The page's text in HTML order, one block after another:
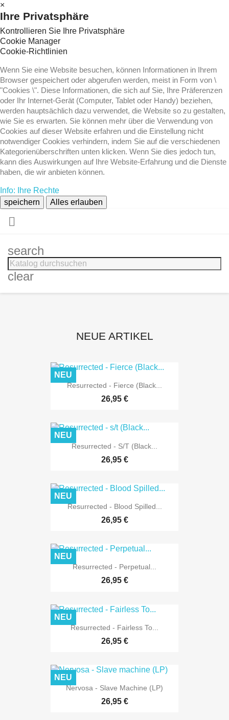
×
Ihre Privatsphäre
Kontrollieren Sie Ihre Privatsphäre
Cookie Manager
Cookie-Richtlinien
Wenn Sie eine Website besuchen, können Informationen in Ihrem
Browser gespeichert oder abgerufen werden, meist in Form von \
"Cookies \". Diese Informationen, die sich auf Sie, Ihre Präferenzen
oder Ihr Internet-Gerät (Computer, Tablet oder Handy) beziehen,
werden hauptsächlich dazu verwendet, die Website so zu gestalten,
wie Sie es erwarten. Sie können mehr über die Verwendung von
Cookies auf dieser Website erfahren und die Einstellung nicht
notwendiger Cookies verhindern, indem Sie auf die verschiedenen
Kategorienüberschriften unten klicken. Wenn Sie dies jedoch tun,
kann dies Auswirkungen auf Ihre Website-Erfahrung und die Dienste
haben, die wir anbieten können.
Info: Ihre Rechte
speichern
Alles erlauben

search
clear
NEUE ARTIKEL
Resurrected - Fierce (Black...
26,95 €
NEU
Resurrected - S/t (Black...
26,95 €
NEU
Resurrected - Blood Spilled...
26,95 €
NEU
Resurrected - Perpetual...
26,95 €
NEU
Resurrected - Fairless To...
26,95 €
NEU
Nervosa - Slave Machine (LP)
26,95 €
NEU